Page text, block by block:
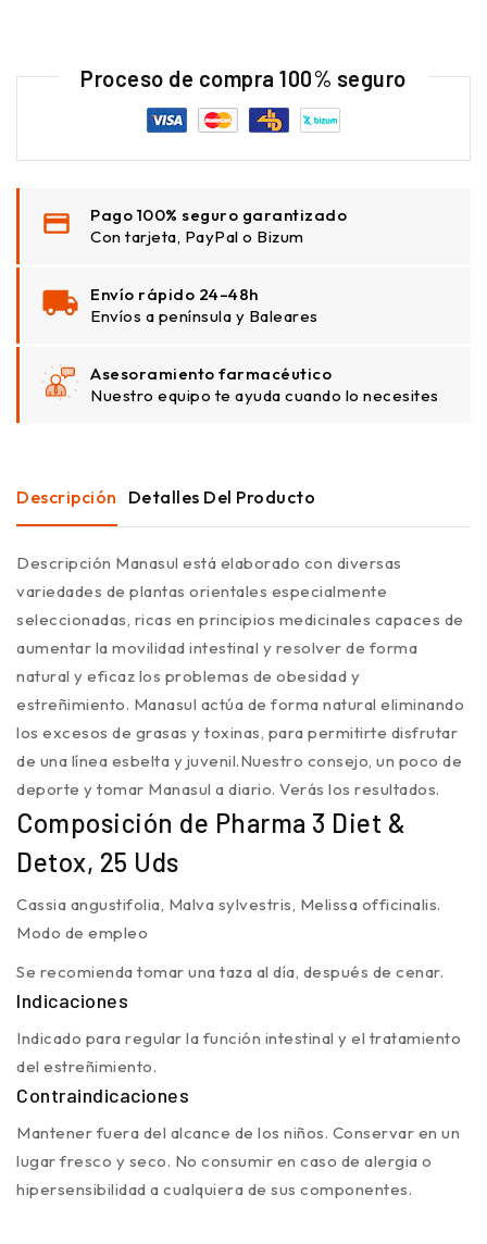
Proceso de compra 100% seguro
Pago 100% seguro garantizado
Con tarjeta, PayPal o Bizum
Envío rápido 24–48h
Envíos a península y Baleares
Asesoramiento farmacéutico
Nuestro equipo te ayuda cuando lo necesites
Descripción Detalles Del Producto
Descripción Manasul está elaborado con diversas
variedades de plantas orientales especialmente
seleccionadas, ricas en principios medicinales capaces de
aumentar la movilidad intestinal y resolver de forma
natural y eficaz los problemas de obesidad y
estreñimiento. Manasul actúa de forma natural eliminando
los excesos de grasas y toxinas, para permitirte disfrutar
de una línea esbelta y juvenil.Nuestro consejo, un poco de
deporte y tomar Manasul a diario. Verás los resultados.
Composición de Pharma 3 Diet &
Detox, 25 Uds
Cassia angustifolia, Malva sylvestris, Melissa officinalis.
Modo de empleo
Se recomienda tomar una taza al día, después de cenar.
Indicaciones
Indicado para regular la función intestinal y el tratamiento
del estreñimiento.
Contraindicaciones
Mantener fuera del alcance de los niños. Conservar en un
lugar fresco y seco. No consumir en caso de alergia o
hipersensibilidad a cualquiera de sus componentes.